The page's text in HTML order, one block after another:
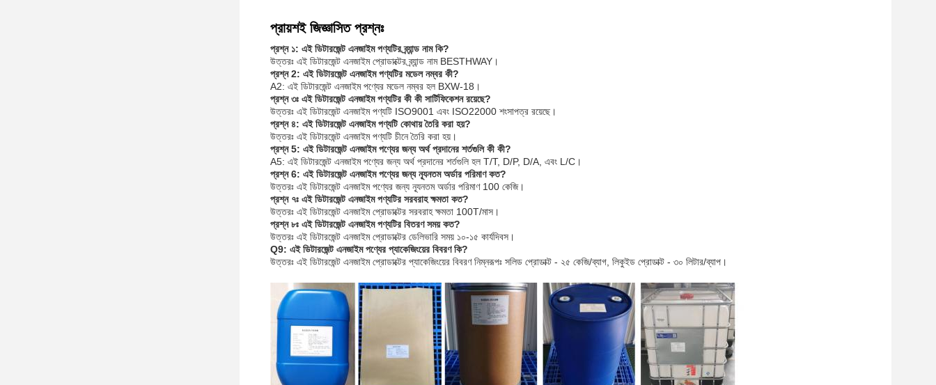
প্রায়শই জিজ্ঞাসিত প্রশ্নঃ
প্রশ্ন ১: এই ডিটারজেন্ট এনজাইম পণ্যটির ব্র্যান্ড নাম কি?
উত্তরঃ এই ডিটারজেন্ট এনজাইম প্রোডাক্টের ব্র্যান্ড নাম BESTHWAY।
প্রশ্ন 2: এই ডিটারজেন্ট এনজাইম পণ্যটির মডেল নম্বর কী?
A2: এই ডিটারজেন্ট এনজাইম পণ্যের মডেল নম্বর হল BXW-18।
প্রশ্ন ৩ঃ এই ডিটারজেন্ট এনজাইম পণ্যটির কী কী সার্টিফিকেশন রয়েছে?
উত্তরঃ এই ডিটারজেন্ট এনজাইম পণ্যটি ISO9001 এবং ISO22000 শংসাপত্র রয়েছে।
প্রশ্ন ৪: এই ডিটারজেন্ট এনজাইম পণ্যটি কোথায় তৈরি করা হয়?
উত্তরঃ এই ডিটারজেন্ট এনজাইম পণ্যটি চীনে তৈরি করা হয়।
প্রশ্ন 5: এই ডিটারজেন্ট এনজাইম পণ্যের জন্য অর্থ প্রদানের শর্তগুলি কী কী?
A5: এই ডিটারজেন্ট এনজাইম পণ্যের জন্য অর্থ প্রদানের শর্তগুলি হল T/T, D/P, D/A, এবং L/C।
প্রশ্ন 6: এই ডিটারজেন্ট এনজাইম পণ্যের জন্য ন্যূনতম অর্ডার পরিমাণ কত?
উত্তরঃ এই ডিটারজেন্ট এনজাইম পণ্যের জন্য ন্যূনতম অর্ডার পরিমাণ 100 কেজি।
প্রশ্ন ৭ঃ এই ডিটারজেন্ট এনজাইম পণ্যটির সরবরাহ ক্ষমতা কত?
উত্তরঃ এই ডিটারজেন্ট এনজাইম প্রোডাক্টের সরবরাহ ক্ষমতা 100T/মাস।
প্রশ্ন ৮ঃ এই ডিটারজেন্ট এনজাইম পণ্যটির বিতরণ সময় কত?
উত্তরঃ এই ডিটারজেন্ট এনজাইম প্রোডাক্টের ডেলিভারি সময় ১০-১৫ কার্যদিবস।
Q9: এই ডিটারজেন্ট এনজাইম পণ্যের প্যাকেজিংয়ের বিবরণ কি?
উত্তরঃ এই ডিটারজেন্ট এনজাইম প্রোডাক্টের প্যাকেজিংয়ের বিবরণ নিম্নরূপঃ সলিড প্রোডাক্ট - ২৫ কেজি/ব্যাগ, লিকুইড প্রোডাক্ট - ৩০ লিটার/ব্যাপ।